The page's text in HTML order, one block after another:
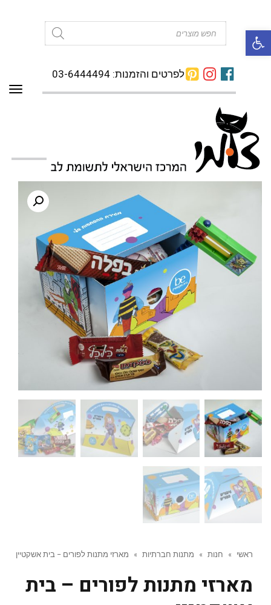
פתח סרגל נגישות
לפרטים והזמנות: 03-6444494
ראשי » חנות » מתנות חברתיות » מארזי מתנות לפורים – בית אשקטיין
מארזי מתנות לפורים – בית